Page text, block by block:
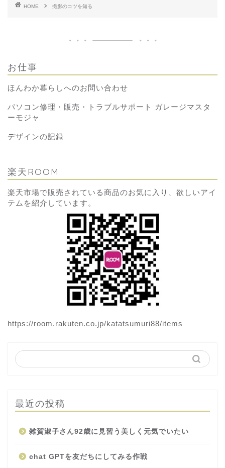
HOME 撮影のコツを知る
お仕事
ほんわか暮らしへのお問い合わせ
パソコン修理・販売・トラブルサポート ガレージマスタ
ーモジャ
デザインの記録
楽天ROOM
楽天市場で販売されている商品のお気に入り、欲しいアイ
テムを紹介しています。
https://room.rakuten.co.jp/katatsumuri88/items
最近の投稿
雑賀淑子さん92歳に見習う美しく元気でいたい
chat GPTを友だちにしてみる作戦